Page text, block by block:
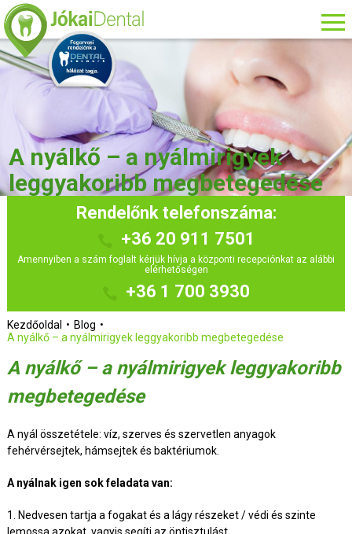
A nyálkő – a nyálmirigyek
leggyakoribb megbetegedése
Rendelőnk telefonszáma:
+36 20 911 7501
Amennyiben a szám foglalt kérjük hívja a központi recepciónkat az alábbi
elérhetőségen
+36 1 700 3930
Kezdőoldal
Blog
A nyálkő – a nyálmirigyek leggyakoribb megbetegedése
A nyálkő – a nyálmirigyek leggyakoribb
megbetegedése
A nyál összetétele: víz, szerves és szervetlen anyagok
fehérvérsejtek, hámsejtek és baktériumok.
A nyálnak igen sok feladata van:
1. Nedvesen tartja a fogakat és a lágy részeket / védi és szinte